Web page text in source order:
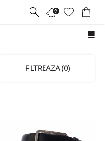
9
FILTREAZA (0)